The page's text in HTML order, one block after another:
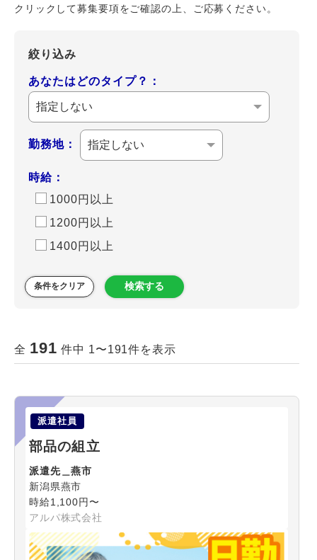
クリックして募集要項をご確認の上、ご応募ください。
絞り込み
あなたはどのタイプ？：
勤務地：
時給：
1000円以上
1200円以上
1400円以上
条件をクリア 検索する
全 191 件中 1〜191件を表示
派遣社員
部品の組立
派遣先＿燕市
新潟県燕市
時給1,100円〜
アルパ株式会社